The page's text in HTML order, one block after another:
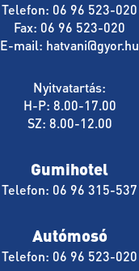
Telefon: 06 96 523-020
Fax: 06 96 523-020
E-mail: hatvani@gyor.hu
Nyitvatartás:
H-P: 8.00-17.00
SZ: 8.00-12.00
Gumihotel
Telefon: 06 96 315-537
Autómosó
Telefon: 06 96 523-020